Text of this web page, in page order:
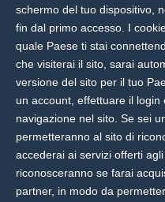
schermo del tuo dispositivo,
fin dal primo accesso. I
quale Paese ti stai
che visiterai il sito, sarai
versione del sito per il tuo
un account, effettuare il
navigazione nel sito. Se sei
permetteranno al sito di
accederai ai servizi offerti
riconosceranno se farai
partner, in modo da